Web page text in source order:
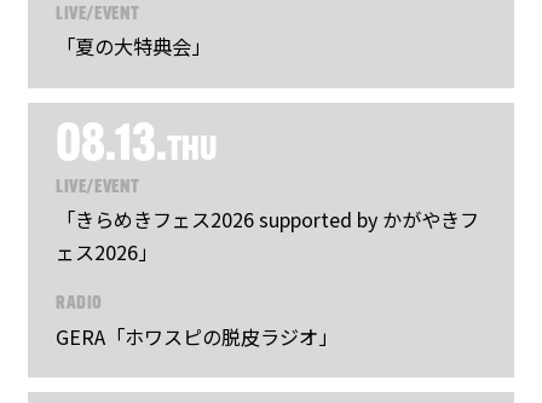
LIVE/EVENT
「夏の大特典会」
08.13.THU
LIVE/EVENT
「きらめきフェス2026 supported by かがやきフ
ェス2026」
RADIO
GERA「ホワスピの脱皮ラジオ」